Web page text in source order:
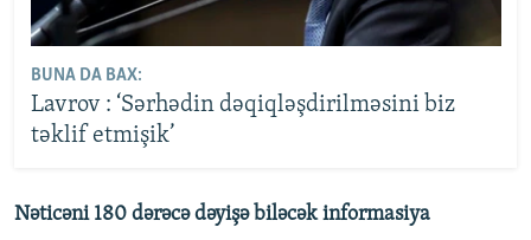
BUNA DA BAX:
Lavrov : ‘Sərhədin dəqiqləşdirilməsini biz
təklif etmişik’
Nəticəni 180 dərəcə dəyişə biləcək informasiya